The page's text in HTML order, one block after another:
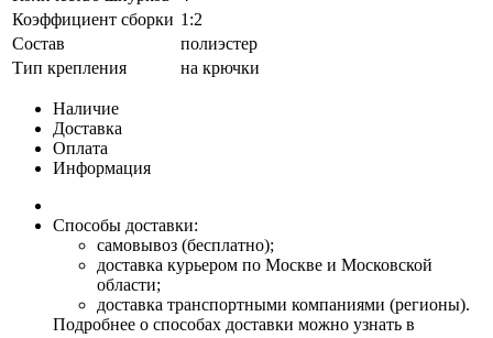
Коэффициент сборки 1:2
Состав
полиэстер
Тип крепления
на крючки
Наличие
Доставка
Оплата
Информация
Способы доставки:
самовывоз (бесплатно);
доставка курьером по Москве и Московской
области;
доставка транспортными компаниями (регионы).
Подробнее о способах доставки можно узнать в